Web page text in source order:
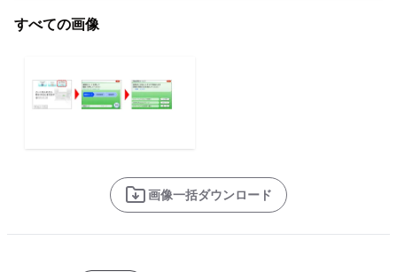
すべての画像
画像一括ダウンロード